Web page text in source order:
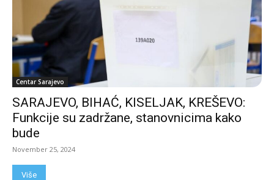
Centar Sarajevo
SARAJEVO, BIHAĆ, KISELJAK, KREŠEVO:
Funkcije su zadržane, stanovnicima kako
bude
November 25, 2024
Više